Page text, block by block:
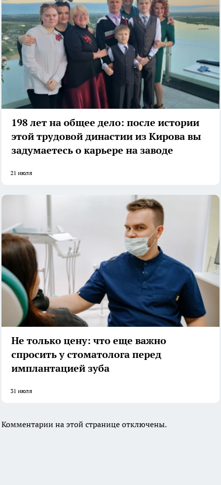
198 лет на общее дело: после истории
этой трудовой династии из Кирова вы
задумаетесь о карьере на заводе
21 июля
Не только цену: что еще важно
спросить у стоматолога перед
имплантацией зуба
31 июля
Комментарии на этой странице отключены.